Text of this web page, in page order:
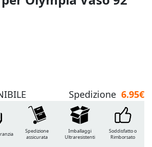
Spedizione 6.95€
Spedizione
assicurata
Imballaggi
Ultraresistenti
Soddisfatto o
Rimborsato